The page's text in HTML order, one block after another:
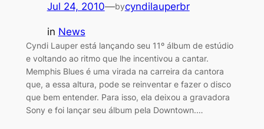
Jul 24, 2010—bycyndilauperbr
in News
Cyndi Lauper está lançando seu 11º álbum de estúdio
e voltando ao ritmo que lhe incentivou a cantar.
Memphis Blues é uma virada na carreira da cantora
que, a essa altura, pode se reinventar e fazer o disco
que bem entender. Para isso, ela deixou a gravadora
Sony e foi lançar seu álbum pela Downtown.…